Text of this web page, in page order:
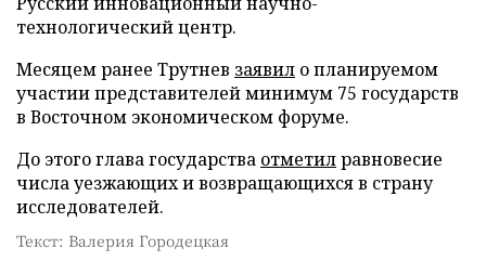
технологический центр.
Месяцем ранее Трутнев заявил о планируемом
участии представителей минимум 75 государств
в Восточном экономическом форуме.
До этого глава государства отметилравновесие
числа уезжающих и возвращающихся в страну
исследователей.
Текст: Валерия Городецкая